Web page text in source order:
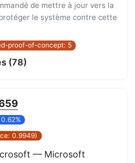
de mettre à jour vers la
le système contre cette
proof-of-concept: 5
(78)
0.62%
0.9949)
— Microsoft